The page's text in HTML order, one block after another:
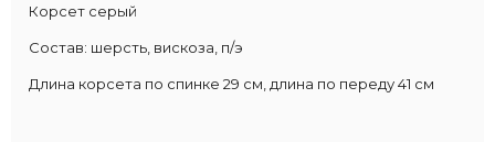
Корсет серый
Состав: шерсть, вискоза, п/э
Длина корсета по спинке 29 см, длина по переду 41 см